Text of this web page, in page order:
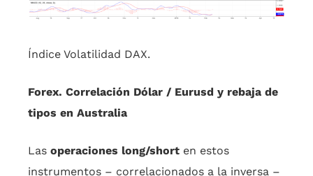
Índice Volatilidad DAX.
Forex. Correlación Dólar / Eurusd y rebaja de
tipos en Australia
Las operaciones long/short en estos
instrumentos – correlacionados a la inversa –